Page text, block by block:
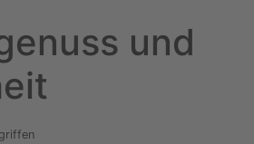
und